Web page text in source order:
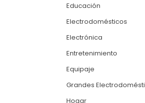
Educación
Electrodomésticos
Electrónica
Entretenimiento
Equipaje
Grandes
Hogar